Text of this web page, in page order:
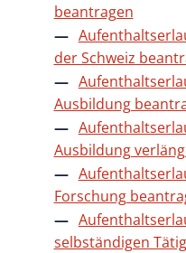
beantragen
der Schweiz
Ausbildung
Ausbildung
Forschung
selbständigen